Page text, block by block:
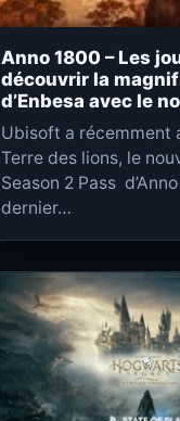
Anno 1800 – Les
découvrir la
d’Enbesa avec le
Ubisoft a récemment
Terre des lions, le
Season 2 Pass
dernier…